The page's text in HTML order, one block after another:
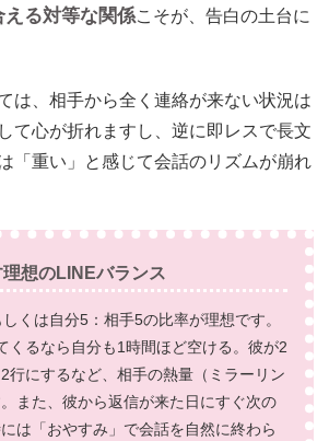
る対等な関係こそが、告白の土台に
は、相手から全く連絡が来ない状況は
て心が折れますし、逆に即レスで長文
「重い」と感じて会話のリズムが崩れ
想のLINEバランス
くは自分5：相手5の比率が理想です。
くるなら自分も1時間ほど空ける。彼が2
行にするなど、相手の熱量（ミラーリン
また、彼から返信が来た日にすぐ次の
は「おやすみ」で会話を自然に終わら